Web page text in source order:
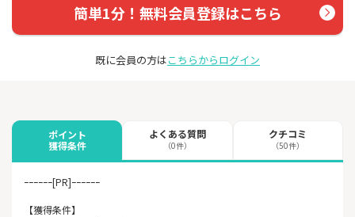
簡単1分！無料会員登録はこちら
既に会員の方はこちらからログイン
ポイント
獲得条件
よくある質問
（0件）
クチコミ
（50件）
ｰｰｰｰｰｰ[PR]ｰｰｰｰｰｰ
【獲得条件】